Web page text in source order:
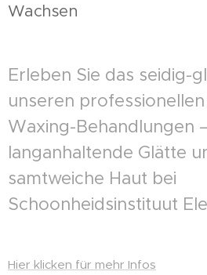
Wachsen
Erleben Sie das seidig-
unseren
Waxing-Behandlungen
langanhaltende Glätte
samtweiche Haut bei
Schoonheidsinstituut
Hier klicken für mehr Infos